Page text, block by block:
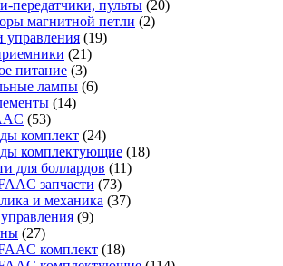
передатчики, пульты (20)
магнитной петли (2)
управления (19)
(21)
питание (3)
лампы (6)
(14)
(53)
комплект (24)
комплектующие (18)
для боллардов (11)
запчасти (73)
и механика (37)
(9)
(27)
комплект (18)